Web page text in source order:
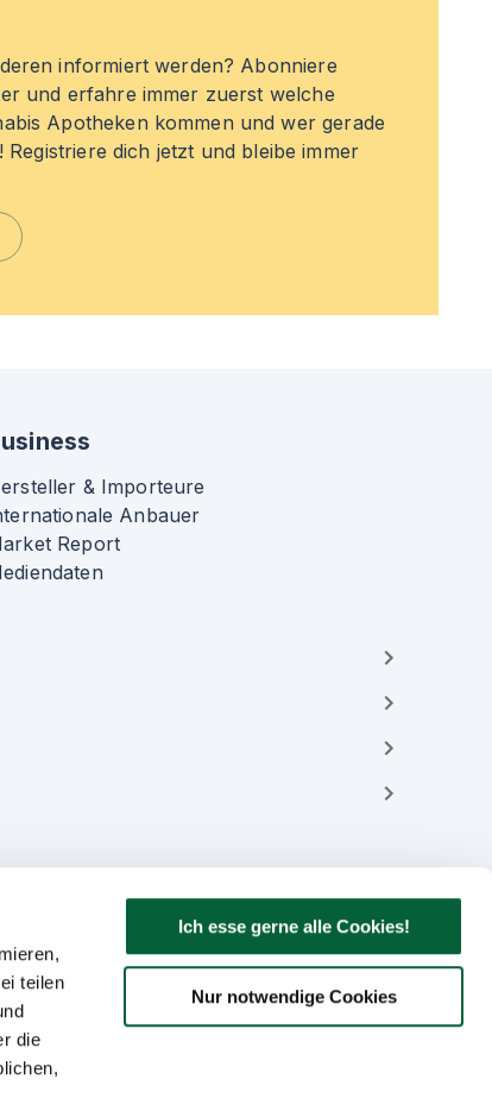
teilen
die
Ich esse gerne alle Cookies!
Nur notwendige Cookies
informiert werden? Abonniere
und erfahre immer zuerst welche
Apotheken kommen und wer gerade
Registriere dich jetzt und bleibe immer
& Importeure
Anbauer
Report